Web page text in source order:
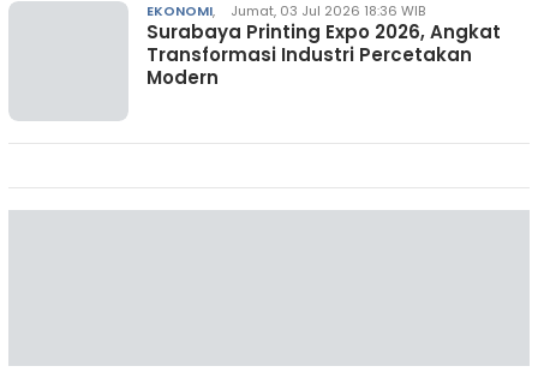
EKONOMI, Jumat, 03 Jul 2026 18:36 WIB
Surabaya Printing Expo 2026, Angkat
Transformasi Industri Percetakan
Modern